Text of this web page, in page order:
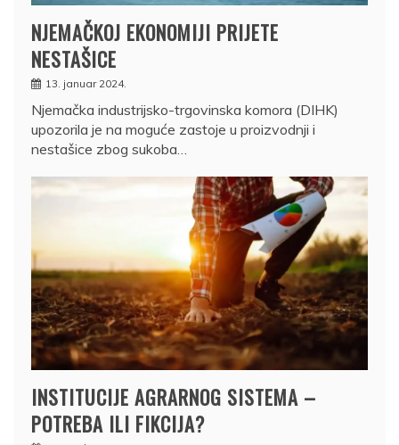
NJEMAČKOJ EKONOMIJI PRIJETE
NESTAŠICE
13. januar 2024.
Njemačka industrijsko-trgovinska komora (DIHK)
upozorila je na moguće zastoje u proizvodnji i
nestašice zbog sukoba…
INSTITUCIJE AGRARNOG SISTEMA –
POTREBA ILI FIKCIJA?